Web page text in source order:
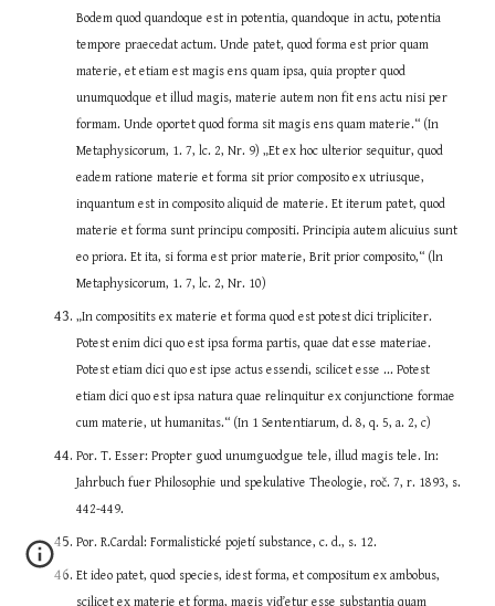
Bodem quod quandoque est in potentia, quandoque in actu, potentia
tempore praecedat actum. Unde patet, quod forma est prior quam
materie, et etiam est magis ens quam ipsa, quia propter quod
unumquodque et illud magis, materie autem non fit ens actu nisi per
formam. Unde oportet quod forma sit magis ens quam materie.“ (In
Metaphysicorum, 1. 7, lc. 2, Nr. 9) „Et ex hoc ulterior sequitur, quod
eadem ratione materie et forma sit prior composito ex utriusque,
inquantum est in composito aliquid de materie. Et iterum patet, quod
materie et forma sunt principu compositi. Principia autem alicuius sunt
eo priora. Et ita, si forma est prior materie, Brit prior composito,“ (ln
Metaphysicorum, 1. 7, lc. 2, Nr. 10)
„In compositits ex materie et forma quod est potest dici tripliciter.
Potest enim dici quo est ipsa forma partis, quae dat esse materiae.
Potest etiam dici quo est ipse actus essendi, scilicet esse ... Potest
etiam dici quo est ipsa natura quae relinquitur ex conjunctione formae
cum materie, ut humanitas.“ (In 1 Sententiarum, d. 8, q. 5, a. 2, c)
Por. T. Esser: Propter guod unumguodgue tele, illud magis tele. In:
Jahrbuch fuer Philosophie und spekulative Theologie, roč. 7, r. 1893, s.
442-449.
Por. R.Cardal: Formalistické pojetí substance, c. d., s. 12.
Et ideo patet, quod species, idest forma, et compositum ex ambobus,
scilicet ex materie et forma, magis viďetur esse substantia quam